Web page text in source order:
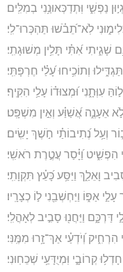
נַפְשִׁ֑י וּֽתְדַכְּאוּנַ֥נִי בְמִלִּֽים׃
לֹֽא־תֵ֝בֹ֗שׁוּ תַּהְכְּרוּ־לִֽי׃
שָׁגִ֑יתִי אִ֝תִּ֗י תָּלִ֥ין מְשׁוּגָתִֽי׃
וְתוֹכִ֥יחוּ עָ֝לַ֗י חֶרְפָּתִּֽי׃
עִוְּתָ֑נִי וּ֝מְצוּד֗וֹ עָלַ֥י הִקִּֽיף׃
אֵעָנֶ֑ה אֲ֝שַׁוַּ֗ע וְאֵ֣ין מִשְׁפָּֽט׃
וְעַ֥ל נְ֝תִיבוֹתַ֗י חֹ֣שֶׁךְ יָשִֽׂים׃
הִפְשִׁ֑יט וַ֝יָּ֗סַר עֲטֶ֣רֶת רֹאשִֽׁי׃
וָאֵלַ֑ךְ וַיַּסַּ֥ע כָּ֝עֵ֗ץ תִּקְוָתִֽי׃
עָלַ֣י אַפּ֑וֹ וַיַּחְשְׁבֵ֖נִי ל֣וֹ כְצָרָֽיו׃
דַּרְכָּ֑ם וַיַּחֲנ֖וּ סָבִ֣יב לְאָהֳלִֽי׃
וְ֝יֹדְעַ֗י אַךְ־זָ֥רוּ מִמֶּֽנִּי׃
חָדְל֥וּ קְרוֹבָ֑י וּֽמְיֻדָּעַ֥י שְׁכֵחֽוּנִי׃